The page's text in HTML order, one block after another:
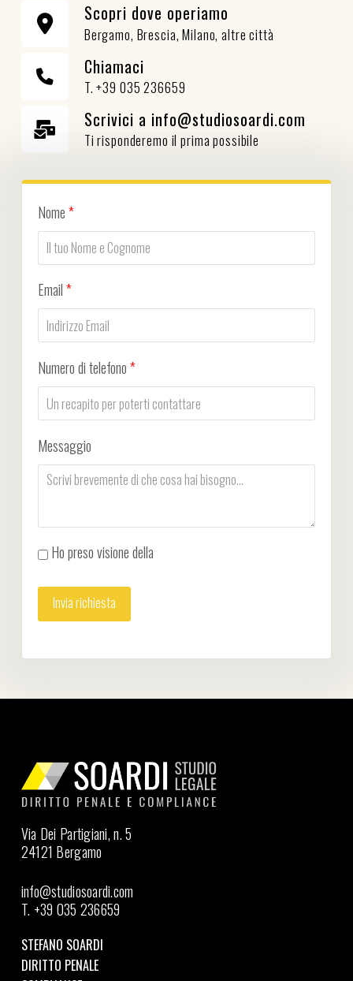
Scopri dove operiamo
Bergamo, Brescia, Milano, altre città
Chiamaci
T. +39 035 236659
Scrivici a info@studiosoardi.com
Ti risponderemo il prima possibile
Nome*
Email*
Numero di telefono*
Messaggio
Ho preso visione della
Via Dei Partigiani, n. 5
24121 Bergamo
info@studiosoardi.com
T. +39 035 236659
STEFANO SOARDI
DIRITTO PENALE